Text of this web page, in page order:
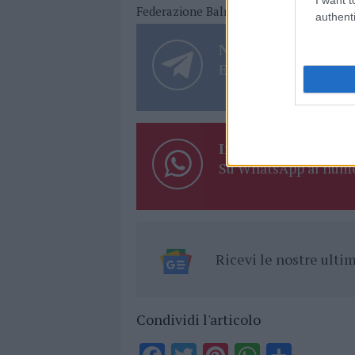
Federazione Balneari Confesercenti
Notizie in tempo
Entra nel canale
Inviaci le tue
Su WhatsApp al
Ricevi le nostre
Condividi l'articolo